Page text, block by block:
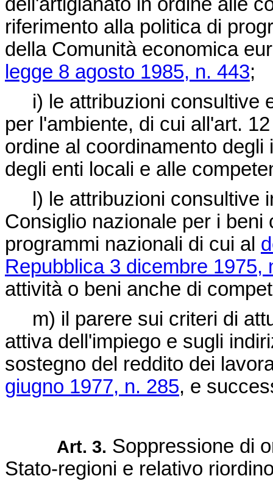
riferimento alla politica di
della Comunità economica
legge 8 agosto 1985, n. 443;
i) le attribuzioni consultive
per l'ambiente, di cui all'art.
ordine al coordinamento
degli enti locali e alle
l) le attribuzioni consultive
Consiglio nazionale per i beni
programmi nazionali di cui al
Repubblica 3 dicembre 1975,
attività o beni anche di
m) il parere sui criteri di
attiva dell'impiego e sugli
sostegno del reddito dei
giugno 1977, n. 285, e
Art. 3. Soppressione di
Stato-regioni e relativo